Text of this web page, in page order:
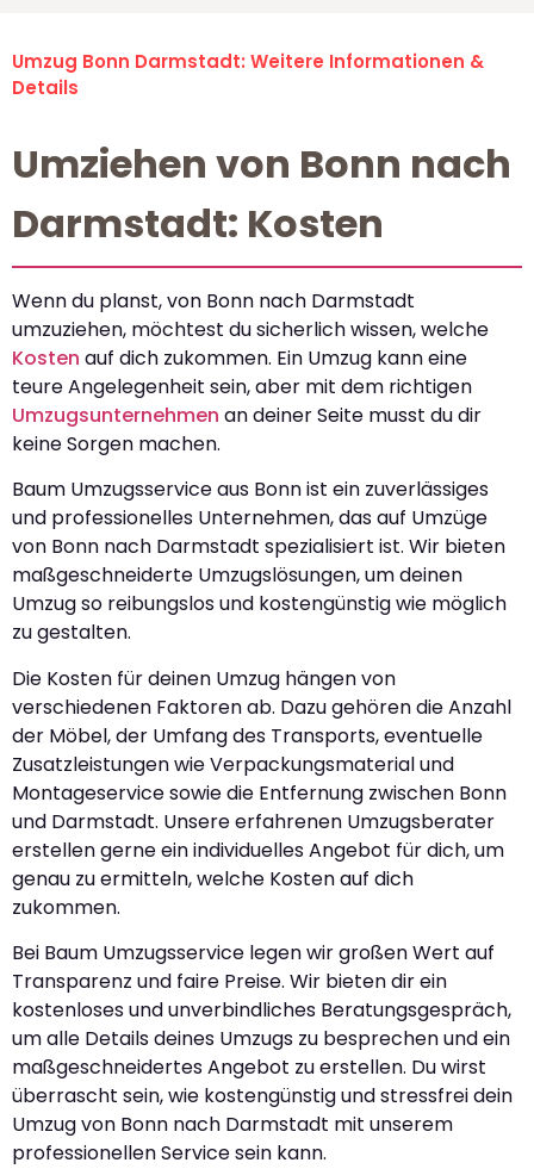
Umzug Bonn Darmstadt: Weitere Informationen &
Details
Umziehen von Bonn nach
Darmstadt: Kosten
Wenn du planst, von Bonn nach Darmstadt
umzuziehen, möchtest du sicherlich wissen, welche
Kosten auf dich zukommen. Ein Umzug kann eine
teure Angelegenheit sein, aber mit dem richtigen
Umzugsunternehmen an deiner Seite musst du dir
keine Sorgen machen.
Baum Umzugsservice aus Bonn ist ein zuverlässiges
und professionelles Unternehmen, das auf Umzüge
von Bonn nach Darmstadt spezialisiert ist. Wir bieten
maßgeschneiderte Umzugslösungen, um deinen
Umzug so reibungslos und kostengünstig wie möglich
zu gestalten.
Die Kosten für deinen Umzug hängen von
verschiedenen Faktoren ab. Dazu gehören die Anzahl
der Möbel, der Umfang des Transports, eventuelle
Zusatzleistungen wie Verpackungsmaterial und
Montageservice sowie die Entfernung zwischen Bonn
und Darmstadt. Unsere erfahrenen Umzugsberater
erstellen gerne ein individuelles Angebot für dich, um
genau zu ermitteln, welche Kosten auf dich
zukommen.
Bei Baum Umzugsservice legen wir großen Wert auf
Transparenz und faire Preise. Wir bieten dir ein
kostenloses und unverbindliches Beratungsgespräch,
um alle Details deines Umzugs zu besprechen und ein
maßgeschneidertes Angebot zu erstellen. Du wirst
überrascht sein, wie kostengünstig und stressfrei dein
Umzug von Bonn nach Darmstadt mit unserem
professionellen Service sein kann.